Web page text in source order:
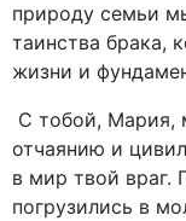
природу семьи
таинства брака,
жизни и
С тобой, Мария,
отчаянию и
в мир твой враг.
погрузились в